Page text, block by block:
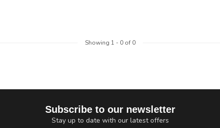
Showing 1 - 0of 0
Subscribe to our newsletter
Stay up to date with our latest offers